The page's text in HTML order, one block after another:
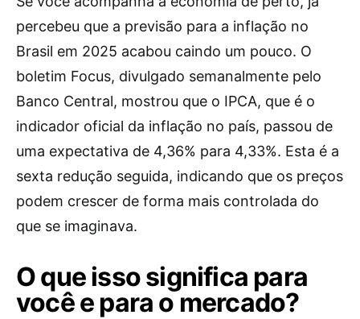
percebeu que a previsão para a inflação no
Brasil em 2025 acabou caindo um pouco. O
boletim Focus, divulgado semanalmente pelo
Banco Central, mostrou que o IPCA, que é o
indicador oficial da inflação no país, passou de
uma expectativa de 4,36% para 4,33%. Esta é a
sexta redução seguida, indicando que os preços
podem crescer de forma mais controlada do
que se imaginava.
O que isso significa para
você e para o mercado?